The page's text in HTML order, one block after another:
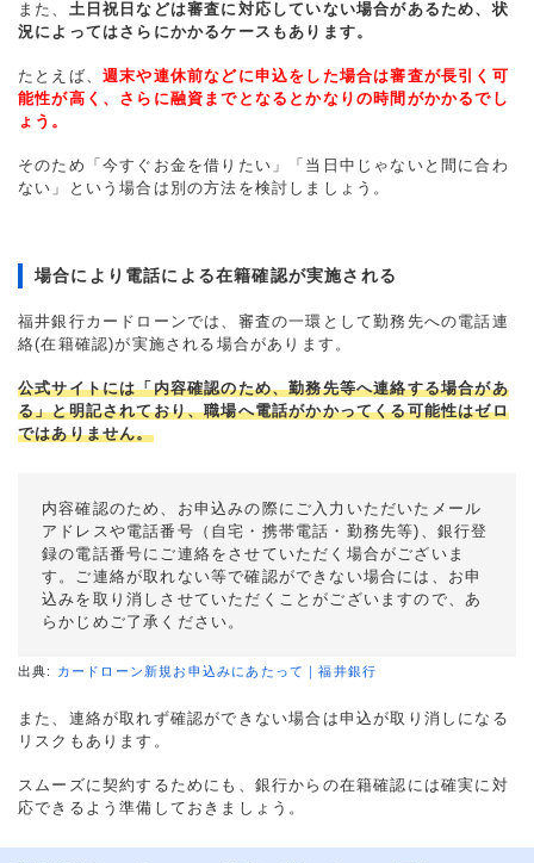
また、 土日祝日などは審査に対応していない場合があるため、状
況によってはさらにかかるケースもあります。
たとえば、 週末や連休前などに申込をした場合は審査が長引く可
能性が高く、さらに融資までとなるとかなりの時間がかかるでし
ょう。
そのため「今すぐお金を借りたい」「当日中じゃないと間に合わ
ない」という場合は別の方法を検討しましょう。
場合により電話による在籍確認が実施される
福井銀行カードローンでは、審査の一環として勤務先への電話連
絡(在籍確認)が実施される場合があります。
公式サイトには「内容確認のため、勤務先等へ連絡する場合があ
る」と明記されており、職場へ電話がかかってくる可能性はゼロ
ではありません。
内容確認のため、お申込みの際にご入力いただいたメール
アドレスや電話番号（自宅・携帯電話・勤務先等)、銀行登
録の電話番号にご連絡をさせていただく場合がございま
す。ご連絡が取れない等で確認ができない場合には、お申
込みを取り消しさせていただくことがございますので、あ
らかじめご了承ください。
出典: カードローン新規お申込みにあたって｜福井銀行
また、連絡が取れず確認ができない場合は申込が取り消しになる
リスクもあります。
スムーズに契約するためにも、銀行からの在籍確認には確実に対
応できるよう準備しておきましょう。